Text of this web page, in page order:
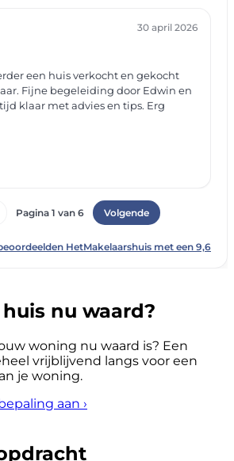
nu waard?
woning nu waard is? Een
vrijblijvend langs voor een
je woning.
aan ›